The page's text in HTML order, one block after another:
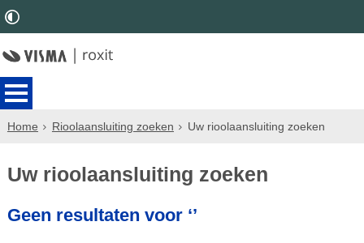
Home Rioolaansluiting zoeken Uw rioolaansluiting zoeken
Uw rioolaansluiting zoeken
Geen resultaten voor ‘’